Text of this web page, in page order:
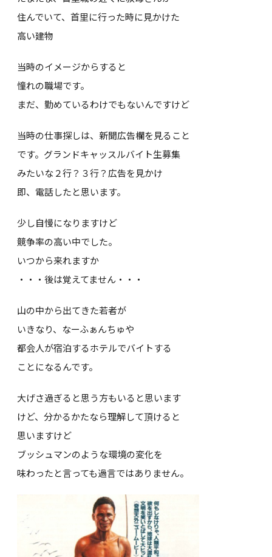
住んでいて、首里に行った時に見かけた
高い建物
当時のイメージからすると
憧れの職場です。
まだ、勤めているわけでもないんですけど
当時の仕事探しは、新聞広告欄を見ること
です。グランドキャッスルバイト生募集
みたいな２行？３行？広告を見かけ
即、電話したと思います。
少し自慢になりますけど
競争率の高い中でした。
いつから来れますか
・・・後は覚えてません・・・
山の中から出てきた若者が
いきなり、なーふぁんちゅや
都会人が宿泊するホテルでバイトする
ことになるんです。
大げさ過ぎると思う方もいると思います
けど、分かるかたなら理解して頂けると
思いますけど
ブッシュマンのような環境の変化を
味わったと言っても過言ではありません。